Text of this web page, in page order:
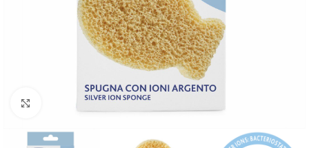
Click to enlarge